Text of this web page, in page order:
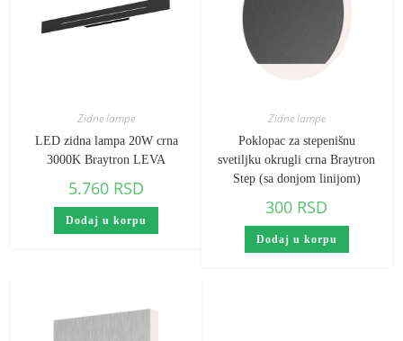
Zidne lampe
LED zidna lampa 20W crna
3000K Braytron LEVA
5.760 RSD
Dodaj u korpu
Zidne lampe
Poklopac za stepenišnu
svetiljku okrugli crna Braytron
Step (sa donjom linijom)
300 RSD
Dodaj u korpu